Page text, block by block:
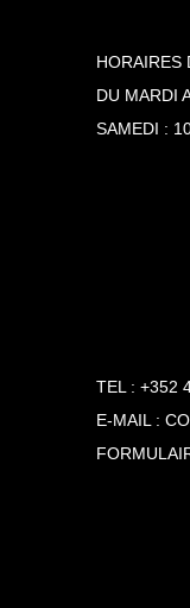
HORAIRES
DU MARDI
SAMEDI :
TEL :+352
E-MAIL :